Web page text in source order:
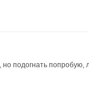
но подогнать